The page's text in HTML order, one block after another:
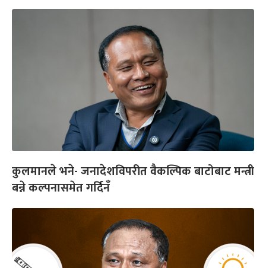
कुलमानले भने- जनादेशविपरीत वैकल्पिक बाटोबाट मन्त्री
बन्ने कल्पनासमेत गर्दिनँ